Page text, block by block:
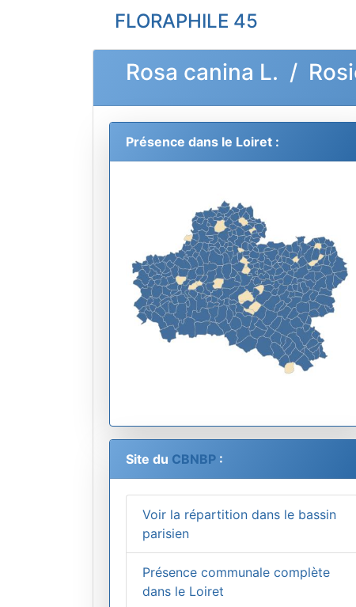
FLORAPHILE 45
Rosa canina L. /
Présence dans le Loiret :
Site du CBNBP :
Voir la répartition dans le bassin
parisien
Présence communale complète
dans le Loiret